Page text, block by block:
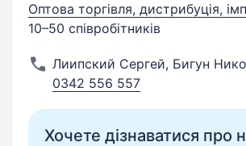
Оптова торгівля, дистрибуція,
10–50 співробітників
Лиипский Сергей, Бигун
0342 556 557
Хочете дізнаватися про